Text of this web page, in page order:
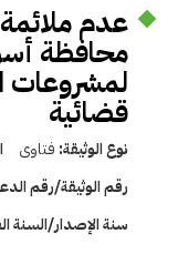
عدم ملائمة
محافظة
لمشروعات
قضائية
نوع الوثيقة: فتاوى
رقم الوثيقة/رقم
سنة الإصدار/السنة